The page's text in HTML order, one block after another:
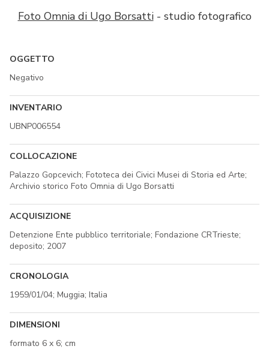
Foto Omnia di Ugo Borsatti- studio fotografico
OGGETTO
Negativo
INVENTARIO
UBNP006554
COLLOCAZIONE
Palazzo Gopcevich; Fototeca dei Civici Musei di Storia ed Arte;
Archivio storico Foto Omnia di Ugo Borsatti
ACQUISIZIONE
Detenzione Ente pubblico territoriale; Fondazione CRTrieste;
deposito; 2007
CRONOLOGIA
1959/01/04; Muggia; Italia
DIMENSIONI
formato 6 x 6; cm